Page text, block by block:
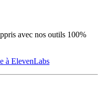
avec nos outils 100%
à ElevenLabs